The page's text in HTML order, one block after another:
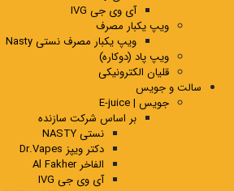
آی وی جی IVG
ویپ یکبار مصرف
ویپ یکبار مصرف نستی Nasty
ویپ پاد (دوکاره)
قلیان الکترونیکی
سالت و جویس
جویس | E-juice
بر اساس شرکت سازنده
نستی NASTY
دکتر ویپز Dr.Vapes
الفاخر Al Fakher
آی وی جی IVG